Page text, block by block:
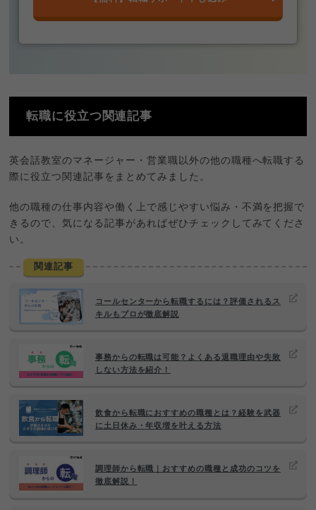
転職に役立つ関連記事
英会話教室のマネージャー・営業職以外の他の職種へ転職する
際に役立つ関連記事をまとめてみました。
他の職種の仕事内容や働く上で感じやすい悩み・不満を把握で
きるので、気になる記事があればぜひチェックしてみてくださ
い。
関連記事
コールセンターから転職するには？評価されるス
キルもプロが徹底解説
事務からの転職は可能？よくある退職理由や失敗
しない方法を紹介！
飲食から転職におすすめの職種とは？経験を武器
に土日休み・年収増を叶える方法
調理師から転職｜おすすめの職種と成功のコツを
徹底解説！